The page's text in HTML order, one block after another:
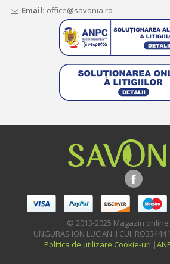
Email: office@savonia.ro
© 2013-2025 Magazin
UNGURAS ION LUCIAN II CUI:
Politica de utilizare Cookie-uri |